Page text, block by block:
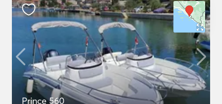
Prince 560